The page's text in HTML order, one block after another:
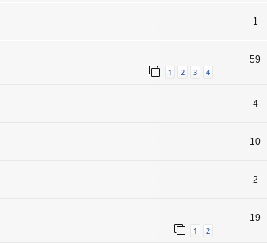
1
1 2 3 4
59
4
10
2
1 2
19